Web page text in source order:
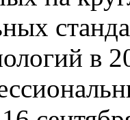
в